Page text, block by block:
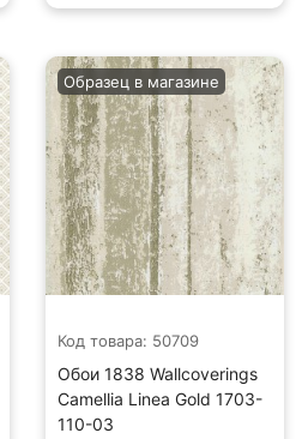
Код товара: 50709
Обои 1838 Wallcoverings
Camellia Linea Gold 1703-
110-03
Образец в магазине